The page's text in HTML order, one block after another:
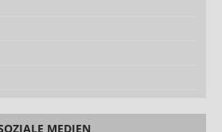
MEDIEN